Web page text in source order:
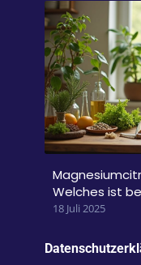
Welches ist
18 Juli 2025